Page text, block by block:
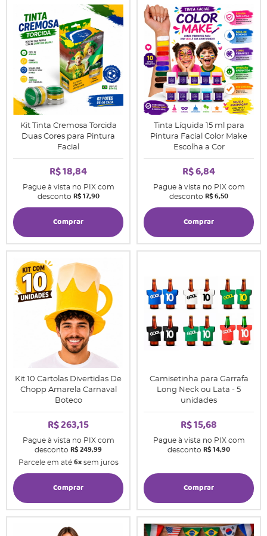
Kit Tinta Cremosa Torcida
Duas Cores para Pintura
Facial
R$ 18,84
Pague à vista no PIX com
desconto R$ 17,90
Comprar
Tinta Líquida 15 ml para
Pintura Facial Color Make
Escolha a Cor
R$ 6,84
Pague à vista no PIX com
desconto R$ 6,50
Comprar
Kit 10 Cartolas Divertidas De
Chopp Amarela Carnaval
Boteco
R$ 263,15
Pague à vista no PIX com
desconto R$ 249,99
Parcele em até 6xsem juros
Comprar
Camisetinha para Garrafa
Long Neck ou Lata - 5
unidades
R$ 15,68
Pague à vista no PIX com
desconto R$ 14,90
Comprar